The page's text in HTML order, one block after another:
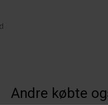
Andre købte